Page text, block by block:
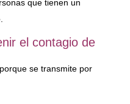
que tienen un
el contagio de
se transmite por